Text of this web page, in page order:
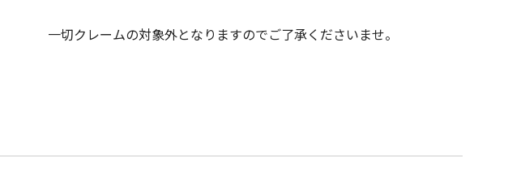
一切クレームの対象外となりますのでご了承くださいませ。